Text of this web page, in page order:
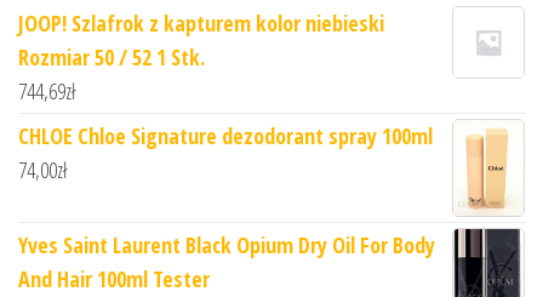
JOOP! Szlafrok z kapturem kolor niebieski
Rozmiar 50 / 52 1 Stk.
744,69zł
CHLOE Chloe Signature dezodorant spray 100ml
74,00zł
Yves Saint Laurent Black Opium Dry Oil For Body
And Hair 100ml Tester